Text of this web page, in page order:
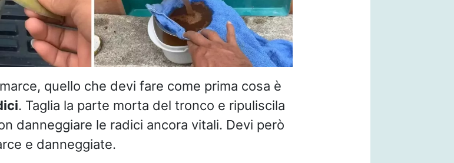
quello che devi fare come prima cosa è
. Taglia la parte morta del tronco e ripuliscila
danneggiare le radici ancora vitali. Devi però
e danneggiate.